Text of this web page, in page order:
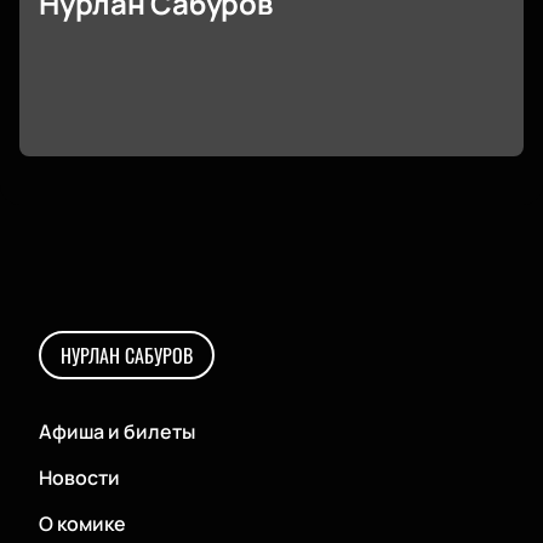
НУРЛАН САБУРОВ
Афиша и билеты
Новости
О комике